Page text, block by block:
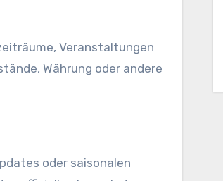
Veranstaltungen
Währung oder andere
oder saisonalen